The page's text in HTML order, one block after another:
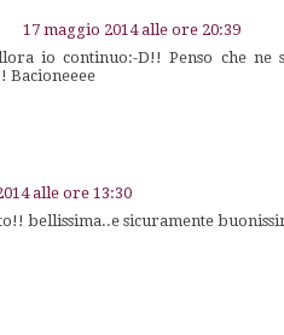
17 maggio 2014 alle ore 20:39
io continuo:-D!! Penso che
Bacioneeee
alle ore 13:30
bellissima..e sicuramente